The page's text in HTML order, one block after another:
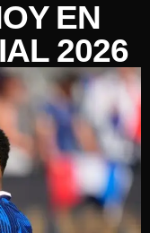
EN
2026